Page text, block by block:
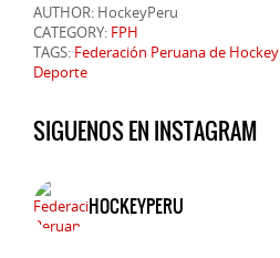
AUTHOR: HockeyPeru
CATEGORY: FPH
TAGS: Federación Peruana de Hockey
Deporte
SIGUENOS EN INSTAGRAM
HOCKEYPERU